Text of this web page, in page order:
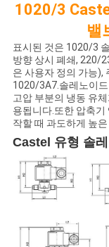
용
을
요
청
하
십
시
1020/3
밸
표시된 것은 1020/3
방향 상시 폐쇄, 220/
은 사용자 정의 가능),
1020/3A7.솔레노이
고압 부분의 냉동 유
용됩니다.또한 압축기
작할 때 과도하게 높
Castel 유형 솔